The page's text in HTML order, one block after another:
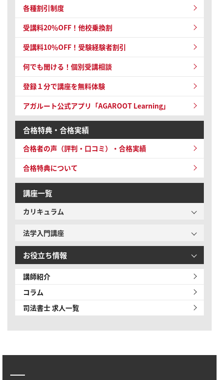
各種割引制度
受講料20％OFF！他校乗換割
受講料10％OFF！受験経験者割引
何でも聞ける！個別受講相談
登録１分で講座を無料体験
アガルート公式アプリ「AGAROOT Learning」
合格特典・合格実績
合格者の声（評判・口コミ）・合格実績
合格特典について
講座一覧
カリキュラム
法学入門講座
お役立ち情報
講師紹介
コラム
司法書士 求人一覧